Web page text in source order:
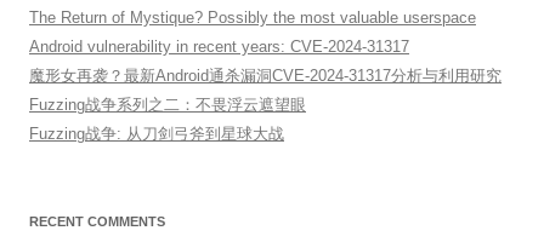
The Return of Mystique? Possibly the most valuable userspace
Android vulnerability in recent years: CVE-2024-31317
魔形女再袭？最新Android通杀漏洞CVE-2024-31317分析与利用研究
Fuzzing战争系列之二：不畏浮云遮望眼
Fuzzing战争: 从刀剑弓斧到星球大战
RECENT COMMENTS